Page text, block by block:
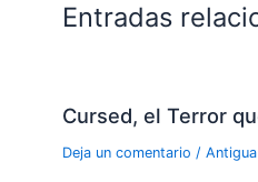
Entradas
Cursed, el Terror
Deja un comentario /Antigua